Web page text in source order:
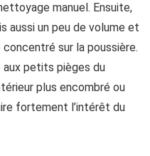
manuel. Ensuite,
aussi un peu de volume et
sur la poussière.
aux petits pièges du
plus encombré ou
fortement l’intérêt du